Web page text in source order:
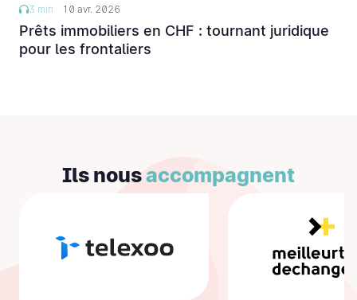
3 min 10 avr. 2026
Prêts immobiliers en CHF : tournant juridique
pour les frontaliers
Ils nousaccompagnent